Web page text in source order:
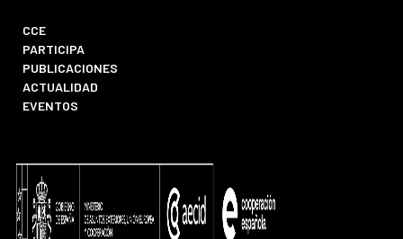
CCE
PARTICIPA
PUBLICACIONES
ACTUALIDAD
EVENTOS